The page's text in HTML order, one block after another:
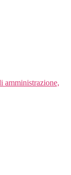
amministrazione,